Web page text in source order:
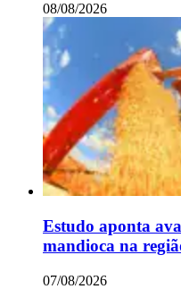
08/08/2026
Estudo aponta
mandioca na
07/08/2026